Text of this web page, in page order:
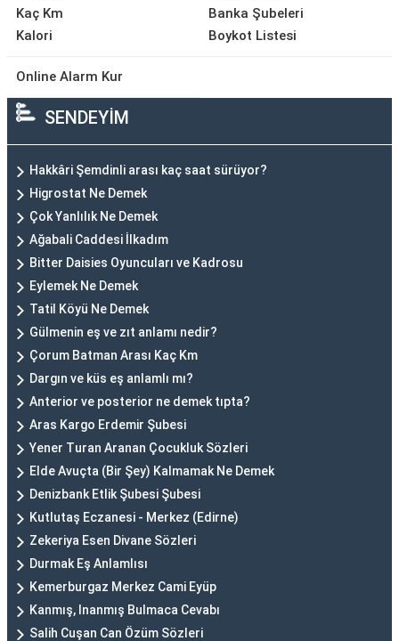
Kaç Km
Kalori
Banka Şubeleri
Boykot Listesi
Online Alarm Kur
SENDEYİM
Hakkâri Şemdinli arası kaç saat sürüyor?
Higrostat Ne Demek
Çok Yanlılık Ne Demek
Ağabali Caddesi İlkadım
Bitter Daisies Oyuncuları ve Kadrosu
Eylemek Ne Demek
Tatil Köyü Ne Demek
Gülmenin eş ve zıt anlamı nedir?
Çorum Batman Arası Kaç Km
Dargın ve küs eş anlamlı mı?
Anterior ve posterior ne demek tıpta?
Aras Kargo Erdemir Şubesi
Yener Turan Aranan Çocukluk Sözleri
Elde Avuçta (Bir Şey) Kalmamak Ne Demek
Denizbank Etlik Şubesi Şubesi
Kutlutaş Eczanesi - Merkez (Edirne)
Zekeriya Esen Divane Sözleri
Durmak Eş Anlamlısı
Kemerburgaz Merkez Cami Eyüp
Kanmış, Inanmış Bulmaca Cevabı
Salih Cuşan Can Özüm Sözleri